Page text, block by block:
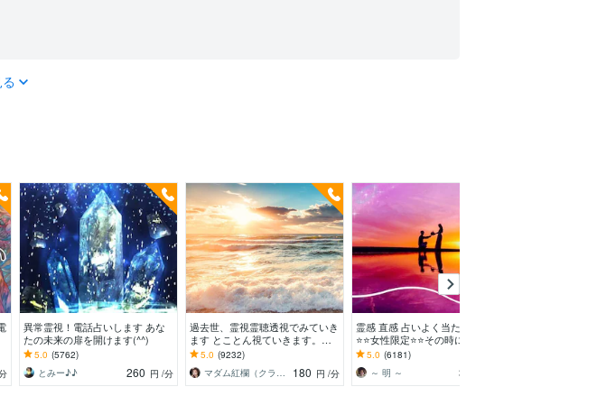
異常霊視！電話占いします あな
たの未来の扉を開けます(^^)
5.0 (5762)
とみー♪♪
260 円 /分
過去世、霊視霊聴透視でみていき
ます とことん視ていきます。霊
視霊聴などいろいろな角度で
5.0 (9232)
マダム紅欄（クラン）
180 円 /分
霊感 直感 占いよく当たります
⭐️⭐️女性限定⭐️⭐️その時に必要な占
術で鑑定致します
5.0 (6181)
～ 明 ～
320